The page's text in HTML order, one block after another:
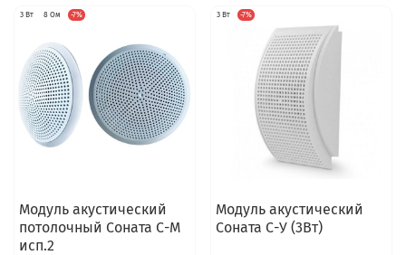
3 Вт 8 Ом -7%
Модуль акустический
потолочный Соната С-М
исп.2
3 Вт -7%
Модуль акустический
Соната С-У (3Вт)